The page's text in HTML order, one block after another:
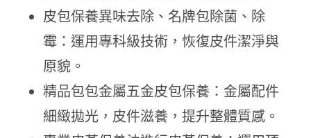
皮包保養異味去除、名牌包除菌、除
霉：運用專科級技術，恢復皮件潔淨與
原貌。
精品包包金屬五金皮包保養：金屬配件
細緻拋光，皮件滋養，提升整體質感。